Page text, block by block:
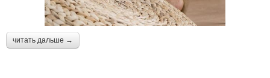
читать дальше →